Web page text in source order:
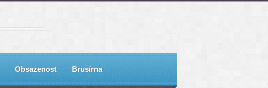
Obsazenost Brusírna